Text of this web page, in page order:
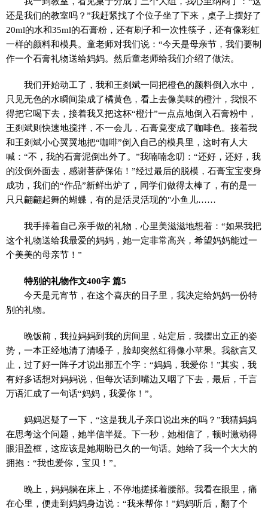
还是我们的教室吗？”我赶紧找了个位子坐了下来，桌子上摆好了
20ml的水和35ml的石膏粉，还有刷子和一次性筷子，还有像彩虹
一样的颜料和模具。童老师对我们说：“今天是母亲节，我们要制
作一个石膏礼物送给妈妈。然后童老师给我们介绍了做法。
我们开始动工了，我和王剡斌一同把橙色的颜料倒入水中，
只见无色的水瞬间染成了橘黄色，看上去像美味的橙汁，我恨不
得把它喝下去，接着我又把这杯“橙汁”一点点地倒入石膏粉中，
王剡斌则快速地搅拌，不一会儿，石膏竟变成了咖啡色。接着我
和王剡斌小心翼翼地把“咖啡”倒入自己的模具里，这时有人大
喊：“不，我的石膏泥倒出外了。”我喃喃念叨：“还好，还好，我
的没倒外面去，感谢菩萨保佑！”经过最后的脱模，石膏宝宝变身
成功，我们的“作品”新鲜出炉了，同学们做得太棒了，有的是一
只只翩翩起舞的蝴蝶，有的是活灵活现的"小鱼儿……
我手捧着自己亲手做的礼物，心里美滋滋地想着：“如果我把
这个礼物送给我最爱的妈妈，她一定非常高兴，希望妈妈能过一
个美美的母亲节！”
特别的礼物作文400字 篇5
今天是元宵节，在这个喜庆的日子里，我决定给妈妈一份特
别的礼物。
晚饭前，我拉妈妈到我的房间里，站定后，我摆出立正的姿
势，一本正经地清了清嗓子，脸却突然红得像小苹果。我欲言又
止，过了好一阵子才说出那五个字：“妈妈，我爱你！”其实，我
有好多话想对妈妈说，但每次话到嘴边又咽了下去，最后，千言
万语汇成了一句话“妈妈，我爱你！”。
妈妈迟疑了一下，“这是我儿子亲口说出来的吗？”我猜妈妈
在思考这个问题，她半信半疑。下一秒，她相信了，顿时激动得
眼泪盈框，这应该是她期盼已久的一句话。她给了我一个大大的
拥抱：“我也爱你，宝贝！”。
晚上，妈妈躺在床上，不停地搓揉着腰部。我看在眼里，痛
在心里，便走到妈妈身边说：“我来帮你！”妈妈听后，翻了个